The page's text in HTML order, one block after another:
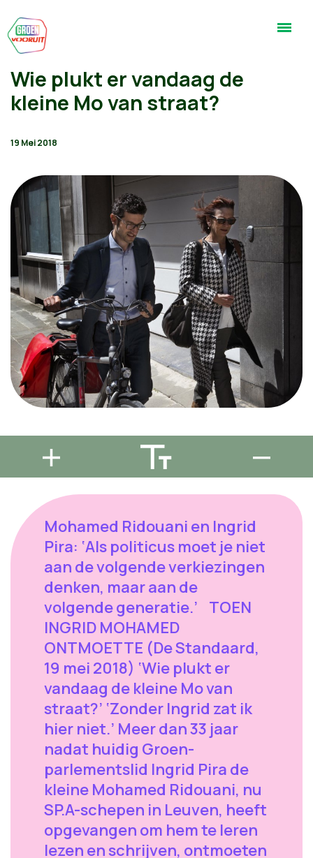
Wie plukt er vandaag de
kleine Mo van straat?
19 Mei 2018
Mohamed Ridouani en Ingrid Pira: ‘Als politicus moet je niet aan de volgende verkiezingen denken, maar aan de volgende generatie.’ TOEN INGRID MOHAMED ONTMOETTE (De Standaard, 19 mei 2018) ‘Wie plukt er vandaag de kleine Mo van straat?’ ‘Zonder Ingrid zat ik hier niet.’ Meer dan 33 jaar nadat huidig Groen-parlementslid Ingrid Pira de kleine Mohamed Ridouani, nu SP.A-schepen in Leuven, heeft opgevangen om hem te leren lezen en schrijven, ontmoeten ze elkaar opnieuw. ‘We staan op een kruispunt: ofwel wordt de segregatie algemeen, ofwel doen we toch een poging om gemeen­schappelijke grond te vinden.’ WIM WINCKELMANS, FOTO’S GERT JOCHEMS LEUVEN‘Thuis spraken we Berbers, toen ik op 2,5-jarige leeftijd naar de kleuterschool ging, sprak ik amper een woord Nederlands. Maar De Straatmus, een project dat Ingrid Pira (veel later burgemeester van Mortsel, red.) leidde in de Jozef II-straat, leerde me lezen en schrijven.’ Mohamed Ridouani kende tot voor kort zelf niet het hele verhaal zoals hij het heeft neergeschreven in zijn boek Verbinden boven verdelen. En nu, dankzij het geheugen van voormalig schepen Jaak Brepoels, die zich Pira nog herinnerde, kruisen hun levens zich opnieuw. Ridouani is al lang niet meer de ‘kleine Mo’, maar SP.A-schepen in Leuven en kandidaat-burgemeester. Ingrid Pira is weggetrokken uit de stad, was twaalf jaar burgemeester van Mortsel en is vandaag Vlaams Parlementslid voor Groen. Voor een reünie, na meer dan 33 jaar, zakt ze graag af naar de stad van de Straatmus. ‘Ik herinner me nog de kleine Mo, ja’, zegt ze. ‘Ik was toen pas afgestudeerd. Jullie woonden een paar huizen verder, in een kan­sarme, wat verloederde wijk met veel leegstand en armoede. Ook de eerste generatie migranten was daar terechtgekomen. Ik voelde toen voor het eerst de spanning, de concurrentie tussen kansarme mensen en migranten.’ ‘Je kunt terecht van mensen vragen dat ze zich inzetten en kansen grijpen, maar de context is o zo belangrijk’ MOHAMED RIDOUANI ‘De mensen van het buurthuis openden voor mij een nieuwe wereld’, antwoordt Ridouani. ‘Mijn vader werkte lange dagen in de bouw. We woonden met drie gezinnen in een arbeidershuisje. Pas in de Straatmus kreeg ik voldoende Nederlands te horen. Ik ben er zeker van dat ik zonder die werking hier niet zou zitten.’ Je moet wat geluk hebben in het leven. Mohamed Ridouani: ‘Je kunt terecht van mensen vragen dat ze zich inzetten en kansen grijpen, maar de context is o zo belangrijk. Dat belang wordt vandaag onderschat. Met hetzelfde gezin in een andere stad was ik iemand anders geworden. Zonder de buurtwerking ook. Mijn ouders zouden me echt niet naar de andere kant van de stad hebben gestuurd om bijles te krijgen. Het heeft me geïnspireerd om het Buddy-project in Leuven op te zetten, waarmee nu al achthonderd studenten zich inzetten voor de naschoolse begeleiding van kinderen in kwetsbare gezinnen.’ Ingrid Pira: ‘Toen ik dit verhaal vertelde aan Meyrem Almaci (Groen-voorzitster en van Turkse afkomst, red.) herkende die het onmiddellijk. De trede die je wordt aangereikt en waarop je kunt gaan staan, maakt een wereld van verschil. Dat is een geruststellende gedachte, maar tegelijk ook niet. Als ik in het Antwerpse zie hoe het opbouw- en buurtwerk onder druk staat ... Wie zal er vandaag die kleine Mo van straat plukken?’ De tijdgeest zegt dat je mensen niet te veel mag pamperen en ze voor hun verantwoordelijkheid moet plaatsen. ‘Dat burgers zich roeren, is hoopgevend. Het kan niet blijven duren dat grote groepen in het defensief worden gedrukt’ INGRID PIRA Pira: ‘Ik stoor me geweldig aan dat woord. Dit heeft niets te maken met pamperen. Wij gingen op een complexloze, laagdrempelige manier om met mensen die het moeilijk hadden. In de hulpverlening is er een tendens om van vrijblijvend naar aanklampend te gaan. Wel, ik vind zo’n wijkwerking erg aanklampend. Wij stonden niet te wachten tot we een vraag kregen. Wij gingen op de mensen af en lieten niet af.’ Ridouani: ‘We moeten weer durven geloven in de maakbaarheid van de samenleving. Helaas hebben we die geruild voor de maakbaarheid van het individu. De slinger is helemaal doorgeslagen. Falen en succes zijn een persoonlijke affaire geworden. Als je slaagt in het leven, is dat ongetwijfeld omdat je briljant bent. Als je niet slaagt, is het je eigen schuld. Daarbij zien we te gemakkelijk over het hoofd dat het niet voor iedereen even gemakkelijk is.’ Pira: ‘Ik heb de indruk dat we vroeger meer kansen kregen om te experimenteren. En daaruit zijn mooie dingen ontstaan. We hebben ook gewerkt aan een vzw tegen leegstand en een dagcentrum voor schoolgaande jongeren, De Trommel, dat nog altijd bestaat.’ Ridouani: ‘Mirakeloplossingen zijn dat niet, wel puzzelstukjes die een geheel kunnen vormen. Ik wil de persoonlijke verantwoordelijkheid niet wegmoffelen, maar als je die puzzelstukjes niet hebt, kunnen dingen soms verkeerd lopen.’ Nu wil men ouders aansporen om hun kinderen naar de kleuterschool te sturen door ermee te dreigen hun leefloon of kindergeld af te nemen. Pira (diepe zucht): ‘Weer zo’n maatregel tegen de allerzwaksten. Ik begrijp dat niet. Je zou zwakke mensen juist moeten empoweren in plaats van ze nog zwakker te maken.’ Ridouani: ‘De vraag die je moet stellen, is: waarom dat stigma, waarom wil je hele bevolkingsgroepen in het verdomhoekje duwen? Ook over mij worden de gekste dingen verteld.’ Dat je je vrouw slaat en dat ze een hoofddoek moet dragen. Ridouani: ‘En nochtans ben ik getrouwd met een onafhankelijke vrouw met de meest Vlaamse naam die je je kunt indenken – Geertrui. Ik heb er weinig aan te zeggen, maar toch circuleert het verhaal dat ze zich helemaal moet bedekken. Wij lachen er dan eens goed mee. En als we te weten komen in welke kapperszaak dat verhaal wordt verteld, is dat de volgende kapper bij wie mijn vrouw haar haren laat doen.’ Kun je mensen kwalijk nemen dat ze wantrouwig worden na al die aanslagen? Ridouani: ‘Die aanslagen zijn een drama voor het vertrouwen tussen bevolkingsgroepen. In de jaren negentig had je tenminste nog een poging om de migrantengemeenschap te integreren, maar sinds 2001 zijn we stappen achteruit beginnen te zetten, en sinds IS zijn we haast hysterisch geworden.’ ‘Het kan anders. Vanuit Leuven is er geen enkele jongere naar Syrië getrokken. Oké, Leuven heeft niet de bevolkingssamenstelling van Mechelen of Vilvoorde, maar we hebben hier toch ook veel jongeren met een migratieachtergrond. Er is ook zoiets als erbij mogen horen, deel uitmaken van een geheel. Je moet erop letten dat iedereen zijn waarde houdt, het gevoel heeft dat hij iets te betekenen heeft.’ Pira: ‘Stilaan groeit het inzicht dat we de problemen groter maken in plaats van ze op te lossen. Ook het cynisme en de hardheid in de politiek zullen niet blijven duren. Van onderuit komt er een tegenbeweging. Lokale besturen winnen aan belang, en daar wordt er meer over de partijgrenzen heen gewerkt. Burgers beginnen zich te roeren, ik vind dat hoopgevend. Het kan niet blijven duren dat grote groepen in het defensief worden gedrukt.’ Wat doe je dan met een trouwend koppel dat weigert een hand te geven, zoals onlangs in Mechelen? Pira: ‘Ik kom uit een generatie die gevochten heeft tegen het belang van religie in de samenleving. En nu zitten we met een bevolkingsgroep die dat opnieuw een belangrijke plaats geeft. Ik heb ook een omslag moeten maken, hoor. Maar als dat het verbindende element is, een element van spiritualiteit en zingeving, wie ben ik dan om hen tegen te houden?’ ‘Trouwens, als je iemand huwt, doe dan toch je huiswerk. Dan weet je wie je voor je krijgt. En als die mensen niet de gewoonte hebben om een hand te geven, laat hun respect op een andere manier betuigen, so what? Wat voor recht heb jij als schepen om de mooiste dag uit hun leven te verknoeien?’ Ridouani: ‘Ik ben er wel voorstander van om religies uit hun cocon te halen. De Indiase gemeenschap viert haar feest bij de intrede van de lente, het Holi-feest, op het Ladeuzeplein en alle Leuvenaars worden uitgenodigd om mee te vieren. De Chinezen paraderen op hun Nieuwjaar met een draak over de Bondgenotenlaan. Kerstmis, het Suikerfeest of het feest van de vrijzinnigen behandelen we net zo. Je kunt maar wederzijds respect creëren door uitwisseling.’ Pira: ‘Er moet natuurlijk ook respect zijn voor onze wetten. Ik heb ooit een homokoppel getrouwd, terwijl het volgende koppel, mensen van allochtone afkomst, al in de gang stonden te wachten. Een groepje pubers maakte opmerkingen. Ik ben met die mensen in gesprek gegaan om hen duidelijk te maken dat ze dit moeten aanvaarden.’ Komt het nog goed? Ridouani: ‘We staan nu op een kruispunt. Ofwel wordt de segregatie algemeen, ofwel doen we toch een poging om gemeenschappelijke grond te vinden. Voor mij is het duidelijk, ik kies voor het tweede.’ Pira: ‘Je moet als politicus de moed hebben om je nek uit te steken. Je moet niet aan de volgende verkiezingen denken, maar aan de volgende generatie. Ook vind ik het verkeerd dat politici het steeds hebben over een draagvlak “zoeken”. Ze moeten juist vooroplopen en zelf een draagvlak creëren.’ Ridouani: ‘Het is aan ons om de mensen duidelijk te maken dat er wel degelijk nog vooruitgang mogelijk is. De winnaar is de verliezer die niet opgeeft. Ik kwam onlangs in een gekleurd schooltje hier in Leuven waar de Nepalese, Koerdische, Syrische kindjes naar mij opkeken: wow, ben jij echt van Marokkaanse afkomst? En jij bent kandidaat-burgemeester? Die vonden dat ongelooflijk. En inderdaad, misschien is het ongelooflijk dat iemand met de voornaam Mohamed schepen kan zijn in Vlaanderen, zelfs kandidaat-burgemeester. Maar het kan wel.’ Pira: ‘Het is toch merkwaardig hoe die eenvoudige ontmoetingen het leven van een mens kunnen veranderen. Wij dachten daar indertijd niet zo hard over na, wij streden toen voor een binnentuin, die toen privé was, zodat iedereen van wat groen kon genieten. De kinderwerking was een van de activiteiten.’ Ridouani: ‘En h